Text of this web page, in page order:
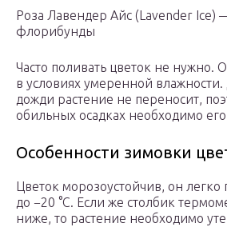
Роза Лавендер Айс (Lavender Ice)
флорибунды
Часто поливать цветок не нужно.
в условиях умеренной
дожди растение не переносит,
обильных осадках необходимо
Особенности зимовки
Цветок морозоустойчив, он легко
до −20 °С. Если же столбик
ниже, то растение необходимо